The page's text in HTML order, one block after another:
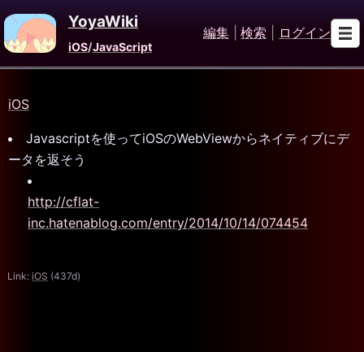
YoyaWiki
iOS/JavaScript
編集 検索 ログイン
iOS
Javascriptを使ってiOSのWebViewからネイティブにデ
ータを返そう
http://cflat-
inc.hatenablog.com/entry/2014/10/14/074454
Link: iOS (437d)